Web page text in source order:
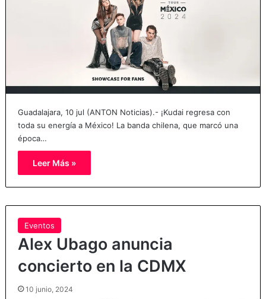
Guadalajara, 10 jul (ANTON Noticias).- ¡Kudai regresa con
toda su energía a México! La banda chilena, que marcó una
época…
Leer Más »
Eventos
Alex Ubago anuncia
concierto en la CDMX
10 junio, 2024